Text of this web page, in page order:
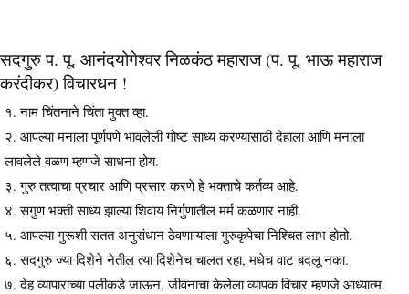
सदगुरु प. पू. आनंदयोगेश्वर निळकंठ महाराज (प. पू. भाऊ महाराज
करंदीकर) विचारधन !
१. नाम चिंतनाने चिंता मुक्त व्हा.
२. आपल्या मनाला पूर्णपणे भावलेली गोष्ट साध्य करण्यासाठी देहाला आणि मनाला
लावलेले वळण म्हणजे साधना होय.
३. गुरु तत्वाचा प्रचार आणि प्रसार करणे हे भक्ताचे कर्तव्य आहे.
४. सगुण भक्ती साध्य झाल्या शिवाय निर्गुणातील मर्म कळणार नाही.
५. आपल्या गुरूशी सतत अनुसंधान ठेवणाऱ्याला गुरुकृपेचा निश्चित लाभ होतो.
६. सदगुरु ज्या दिशेने नेतील त्या दिशेनेच चालत रहा, मधेच वाट बदलू नका.
७. देह व्यापाराच्या पलीकडे जाऊन, जीवनाचा केलेला व्यापक विचार म्हणजे आध्यात्म.